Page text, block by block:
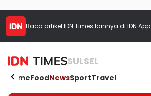
Baca artikel IDN Times lainnya di IDN App
SULSEL
HomeFoodNewsSportTravel